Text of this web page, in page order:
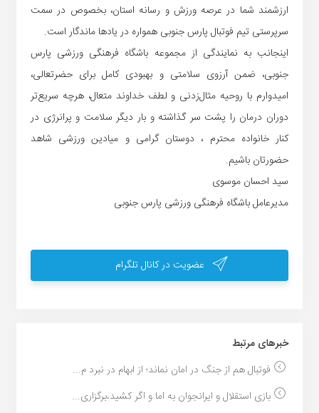
ارزشمند شما در عرصه ورزش و رسانه استان، بخصوص در سمت
سرپرستی تیم فوتبال پارس جنوبی همواره در یادها ماندگار است.
اینجانب به نمایندگی از مجموعه باشگاه فرهنگی ورزشی پارس
جنوبی، ضمن آرزوی سلامتی و بهبودی کامل برای حضرتعالی،
امیدوارم با روحیه مثال‌زدنی و لطف خداوند متعال، هرچه سریع‌تر
دوران درمان را پشت سر گذاشته و بار دیگر سلامت و پرانرژی در
کنار خانواده محترم ، دوستان گرامی و میادین ورزشی شاهد
حضورتان باشیم.
سید احسان موسوی
مدیرعامل باشگاه فرهنگی ورزشی پارس جنوبی
عضویت در کانال تلگرام
خبر‌های مرتبط
فوتبال هم از جنگ در امان نماند؛ از ابهام در نبرد م...
بازی استقلال و ایرانجوان به اما و اگر کشید،برگزاری...